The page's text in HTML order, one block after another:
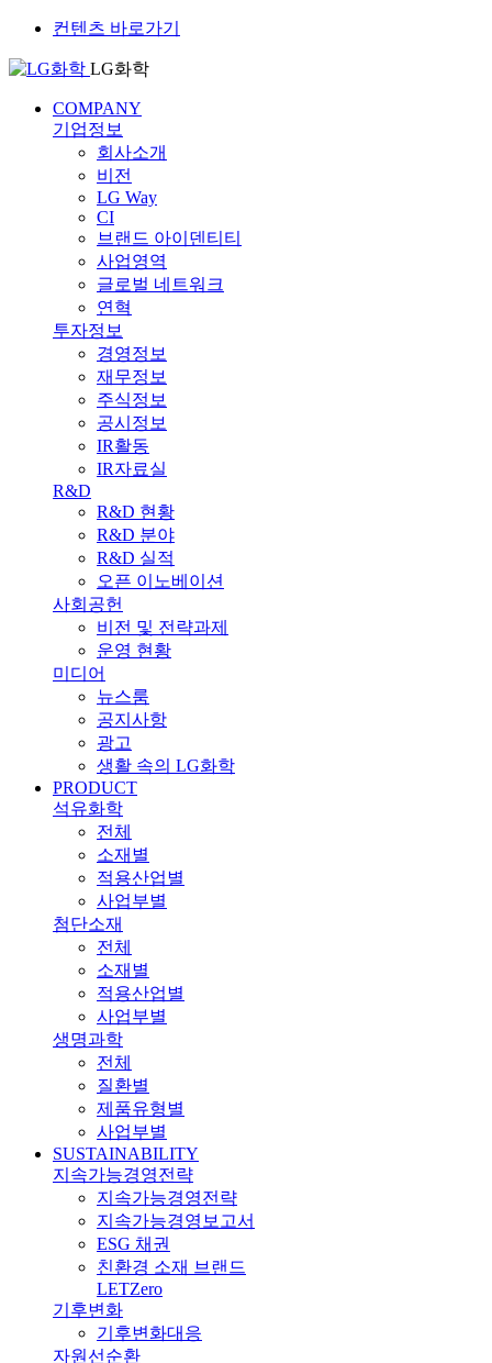
컨텐츠 바로가기
LG화학
COMPANY
기업정보
회사소개
비전
LG Way
CI
브랜드 아이덴티티
사업영역
글로벌 네트워크
연혁
투자정보
경영정보
재무정보
주식정보
공시정보
IR활동
IR자료실
R&D
R&D 현황
R&D 분야
R&D 실적
오픈 이노베이션
사회공헌
비전 및 전략과제
운영 현황
미디어
뉴스룸
공지사항
광고
생활 속의 LG화학
PRODUCT
석유화학
전체
소재별
적용산업별
사업부별
첨단소재
전체
소재별
적용산업별
사업부별
생명과학
전체
질환별
제품유형별
사업부별
SUSTAINABILITY
지속가능경영전략
지속가능경영전략
지속가능경영보고서
ESG 채권
친환경 소재 브랜드
LETZero
기후변화
기후변화대응
자원선순환